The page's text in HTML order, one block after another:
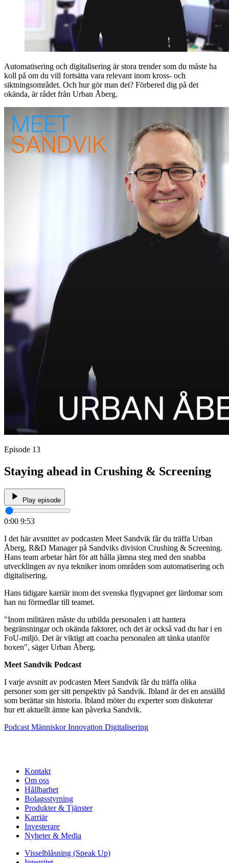
Automatisering och digitalisering är stora trender som du måste ha
koll på om du vill fortsätta vara relevant inom kross- och
siktningsområdet. Och hur gör man det? Förbered dig på det
okända, är rådet från Urban Åberg.
Episode 13
Staying ahead in Crushing & Screening
Play episode
0:00 9:53
I det här avsnittet av podcasten Meet Sandvik får du träffa Urban
Åberg, R&D Manager på Sandviks division Crushing & Screening.
Hans team arbetar hårt för att hålla jämna steg med den snabba
utvecklingen av nya tekniker inom områden som automatisering och
digitalisering.
Hans tidigare karriär inom det svenska flygvapnet ger lärdomar som
han nu förmedlar till teamet.
"Inom militären måste du utbilda personalen i att hantera
begränsningar och okända faktorer, och det är också vad du har i en
FoU-miljö. Det är viktigt att coacha personalen att tänka utanför
boxen", säger Urban Åberg.
Meet Sandvik Podcast
I varje avsnitt av podcasten Meet Sandvik får du träffa olika
personer som ger sitt perspektiv på Sandvik. Ibland är det en anställd
som berättar sin historia. Ibland möter du experter som diskuterar
hur ett aktuellt ämne kan påverka Sandvik.
Podcast MänniskorInnovation Digitalisering
Kontakt
Om oss
Hållbarhet
Bolagsstyrning
Produkter & Tjänster
Karriär
Investerare
Nyheter & Media
Visselblåsning (Speak Up)